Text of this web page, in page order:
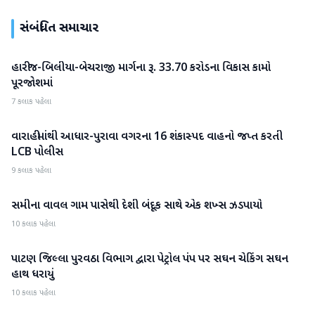
સંબંધિત સમાચાર
પાટણ
હારીજ-બિલીયા-બેચરાજી માર્ગના રૂ. 33.70 કરોડના વિકાસ કામો
પૂરજોશમાં
7 કલાક પહેલા
પાટણ
વારાહીમાંથી આધાર-પુરાવા વગરના 16 શંકાસ્પદ વાહનો જપ્ત કરતી
LCB પોલીસ
9 કલાક પહેલા
પાટણ
સમીના વાવલ ગામ પાસેથી દેશી બંદૂક સાથે એક શખ્સ ઝડપાયો
10 કલાક પહેલા
પાટણ
પાટણ જિલ્લા પુરવઠા વિભાગ દ્વારા પેટ્રોલ પંપ પર સઘન ચેકિંગ સઘન
હાથ ધરાયું
10 કલાક પહેલા